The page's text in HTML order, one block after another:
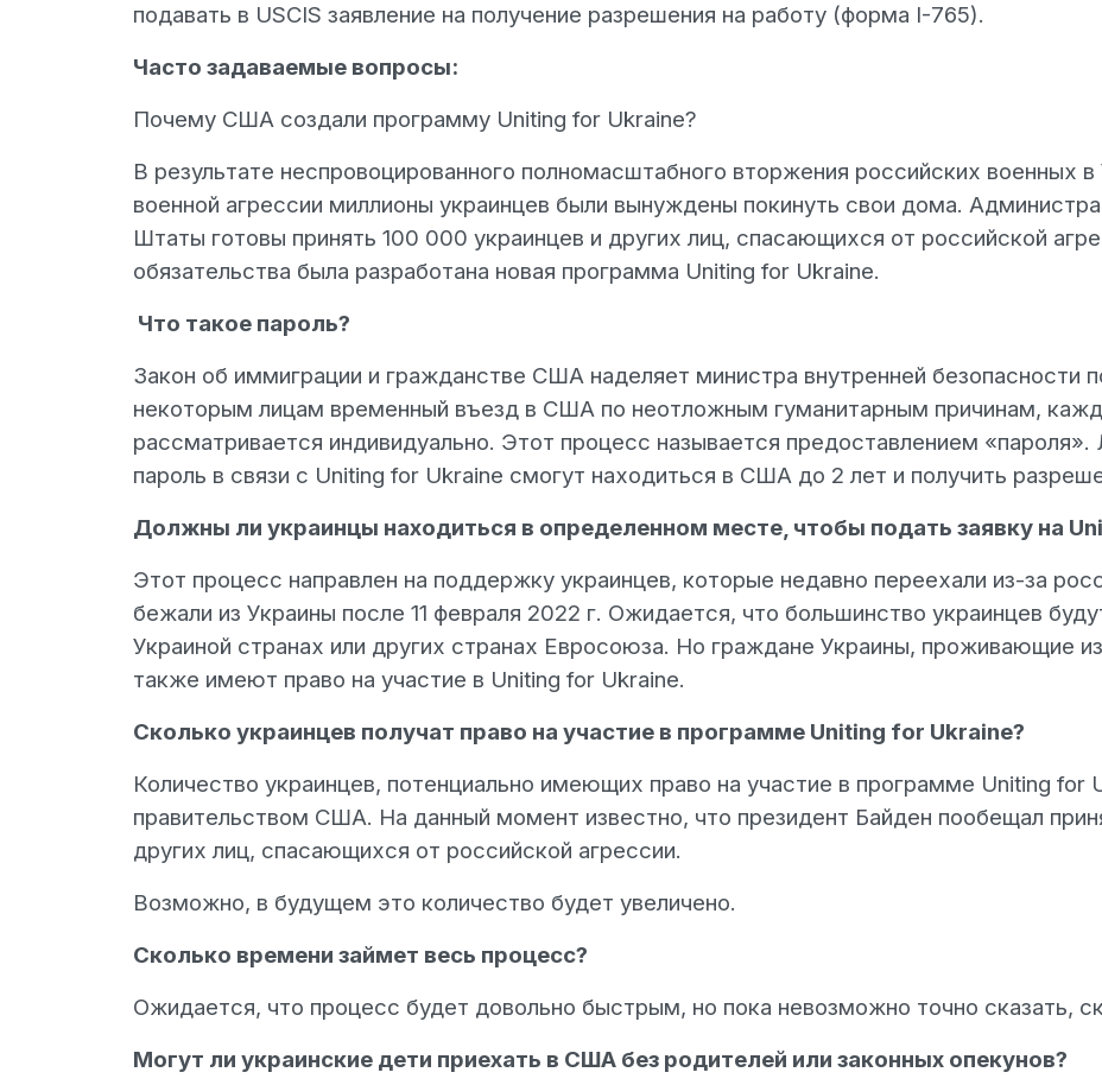
подавать в USCIS заявление на получение разрешения на работу (форма I-765).
Часто задаваемые вопросы:
Почему США создали программу Uniting for Ukraine?
В результате неспровоцированного полномасштабного вторжения российских военных
военной агрессии миллионы украинцев были вынуждены покинуть свои дома.
Штаты готовы принять 100 000 украинцев и других лиц, спасающихся от российской
обязательства была разработана новая программа Uniting for Ukraine.
Что такое пароль?
Закон об иммиграции и гражданстве США наделяет министра внутренней безопасности
некоторым лицам временный въезд в США по неотложным гуманитарным причинам,
рассматривается индивидуально. Этот процесс называется предоставлением
пароль в связи с Uniting for Ukraine смогут находиться в США до 2 лет и получить
Должны ли украинцы находиться в определенном месте, чтобы подать заявку на
Этот процесс направлен на поддержку украинцев, которые недавно переехали из-за
бежали из Украины после 11 февраля 2022 г. Ожидается, что большинство украинцев
Украиной странах или других странах Евросоюза. Но граждане Украины, проживающие
также имеют право на участие в Uniting for Ukraine.
Сколько украинцев получат право на участие в программе Uniting for Ukraine?
Количество украинцев, потенциально имеющих право на участие в программе Uniting for
правительством США. На данный момент известно, что президент Байден пообещал
других лиц, спасающихся от российской агрессии.
Возможно, в будущем это количество будет увеличено.
Сколько времени займет весь процесс?
Ожидается, что процесс будет довольно быстрым, но пока невозможно точно сказать,
Могут ли украинские дети приехать в США без родителей или законных опекунов?